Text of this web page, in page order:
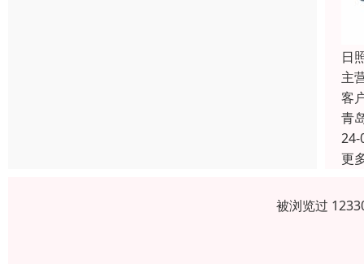
日
主
客
青
24-
更
被浏览过